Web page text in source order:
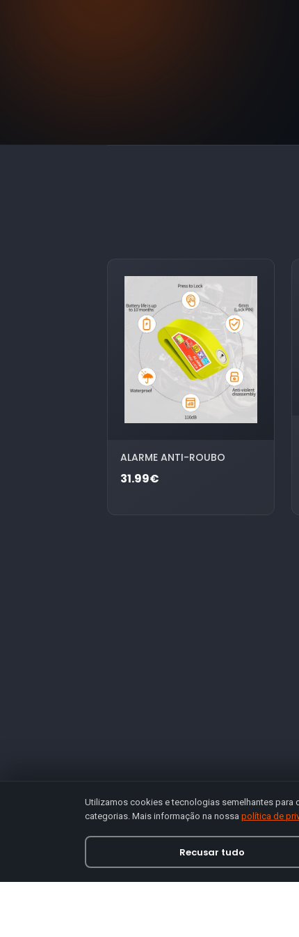
ALARME ANTI-ROUBO
31.99€
Utilizamos cookies e tecnologias semelhantes
categorias. Mais informação na nossa política de
Recusar tudo